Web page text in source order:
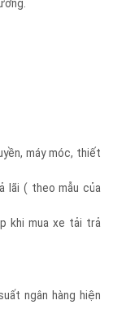
máy móc, thiết
lãi ( theo mẫu của
khi mua xe tải trả